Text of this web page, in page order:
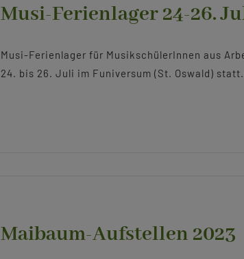
Musi-Ferienlager 24-26.
Musi-Ferienlager für MusikschülerInnen aus
24. bis 26. Juli im Funiversum (St. Oswald)
Maibaum-Aufstellen 2023